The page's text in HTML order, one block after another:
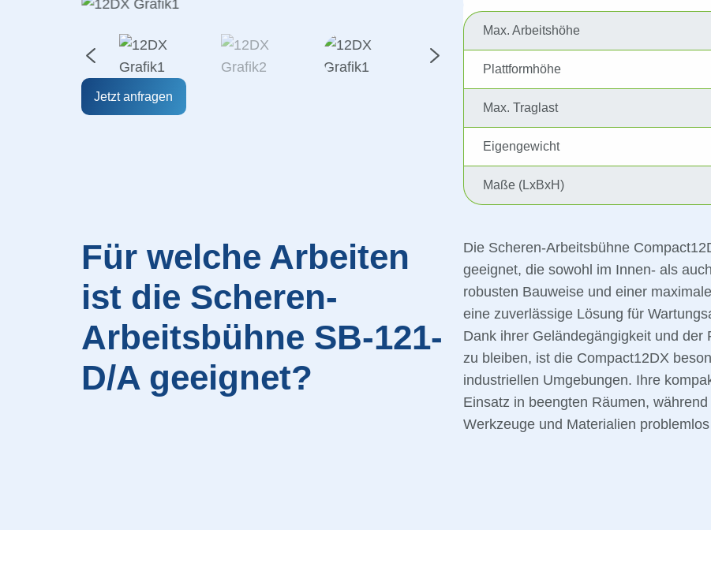
Jetzt anfragen
Max. Arbeitshöhe
Plattformhöhe
Max. Traglast
Eigengewicht
Maße (LxBxH)
Für welche Arbeiten
ist die Scheren-
Arbeitsbühne SB-121-
D/A geeignet?
Die Scheren-Arbeitsbühne
geeignet, die sowohl im Innen- als
robusten Bauweise und einer
eine zuverlässige Lösung für
Dank ihrer Geländegängigkeit und der
zu bleiben, ist die Compact12DX
industriellen Umgebungen. Ihre
Einsatz in beengten Räumen,
Werkzeuge und Materialien